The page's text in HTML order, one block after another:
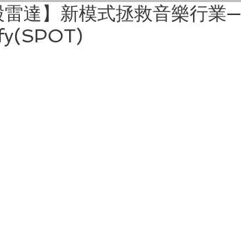
雷達】新模式拯救音樂行業—